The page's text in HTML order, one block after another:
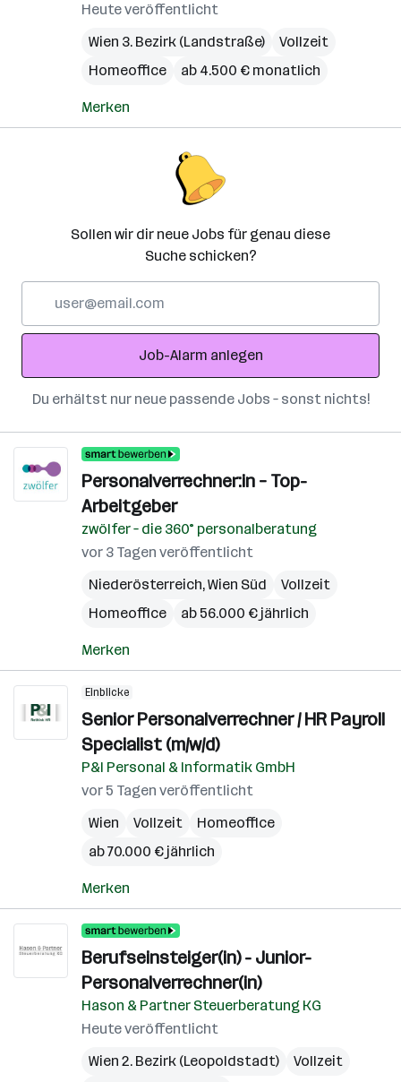
Heute veröffentlicht
Wien 3. Bezirk (Landstraße)
Vollzeit
Homeoffice
ab 4.500 € monatlich
Merken
Sollen wir dir neue Jobs für genau diese
Suche schicken?
Adresse
Job-Alarm anlegen
Du erhältst nur neue passende Jobs – sonst nichts!
Personalverrechner:in – Top-
Arbeitgeber
zwölfer – die 360° personalberatung
vor 3 Tagen veröffentlicht
Niederösterreich,Wien Süd
Vollzeit
Homeoffice
ab 56.000 € jährlich
Merken
Einblicke
Senior Personalverrechner / HR Payroll
Specialist (m/w/d)
P&I Personal & Informatik GmbH
vor 5 Tagen veröffentlicht
Wien
Vollzeit
Homeoffice
ab 70.000 € jährlich
Merken
Berufseinsteiger(in) - Junior-
Personalverrechner(in)
Hason & Partner Steuerberatung KG
Heute veröffentlicht
Wien 2. Bezirk (Leopoldstadt)
Vollzeit